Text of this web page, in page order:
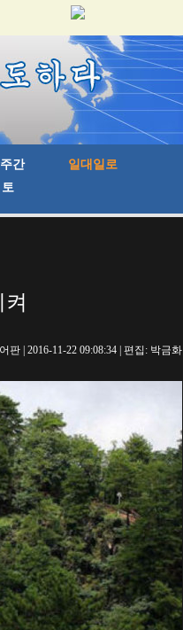
판 | 2016-11-22 09:08:34 | 편집: 박금화